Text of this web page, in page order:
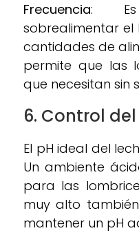
Frecuencia: Es
sobrealimentar el
cantidades de
permite que las
que necesitan sin
6. Control del
El pH ideal del
Un ambiente
para las
muy alto
mantener un pH